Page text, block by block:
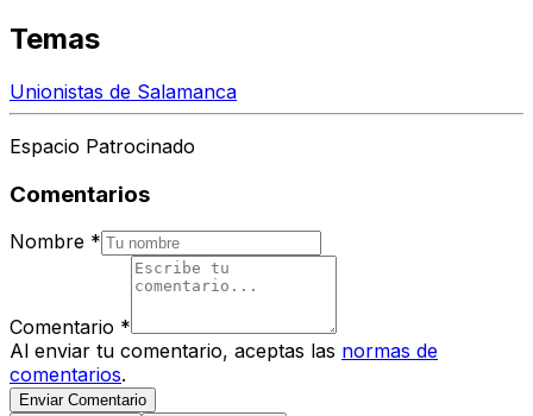
Temas
Unionistas de Salamanca
Espacio Patrocinado
Comentarios
Nombre *
Comentario *
Al enviar tu comentario, aceptas las normas de
comentarios.
Enviar Comentario